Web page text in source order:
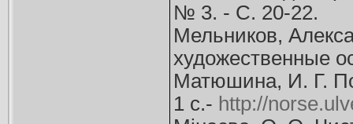
№ 3. - С. 20-22.
Мельников,
художественные
Матюшина, И. Г.
1 с.- http://